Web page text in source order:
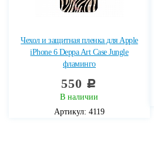
Чехол и защитная пленка для Apple
iPhone 6 Deppa Art Case Jungle
фламинго
550 c
В наличии
Артикул: 4119